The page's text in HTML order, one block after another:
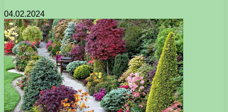
04.02.2024